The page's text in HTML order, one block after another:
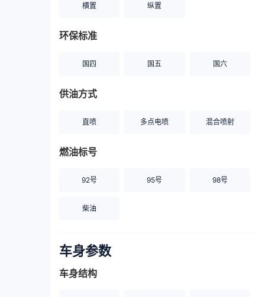
横置 纵置
环保标准
国四 国五 国六
供油方式
直喷 多点电喷 混合喷射
燃油标号
92号 95号 98号
柴油
车身参数
车身结构